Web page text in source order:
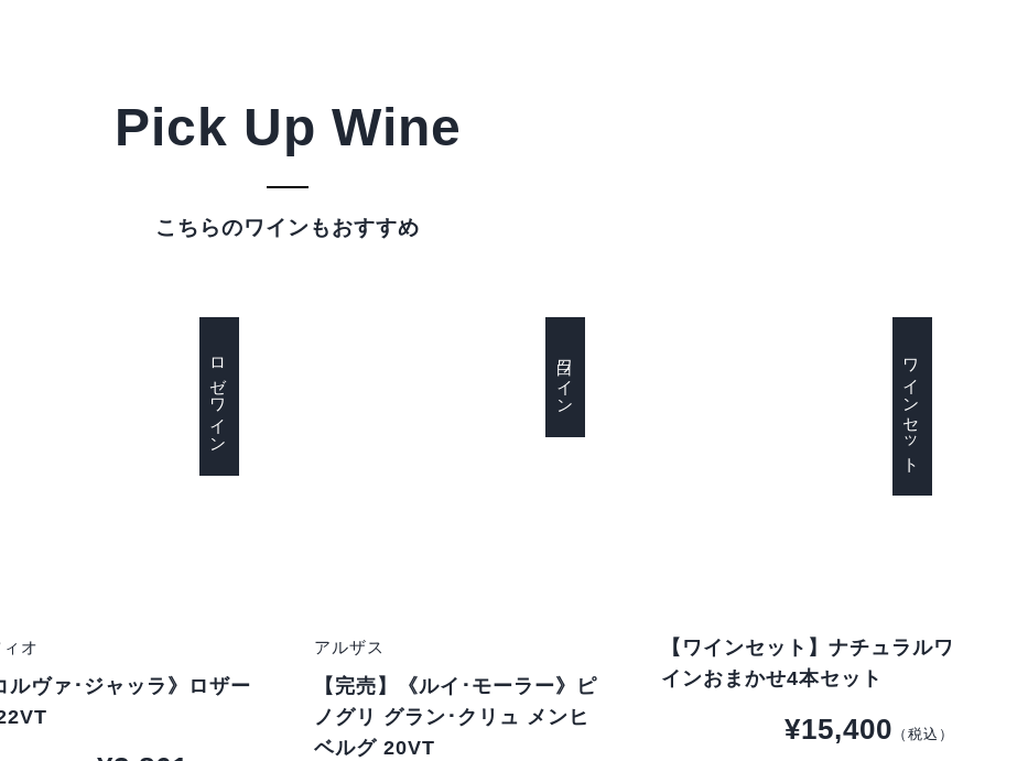
Pick Up Wine
こちらのワインもおすすめ
ロゼワイン
オ
ルヴァ･ジャッラ》ロザー
白ワイン
アルザス
【完売】《ルイ･モーラー》ピ
ノグリ グラン･クリュ メンヒ
ベルグ 20VT
ワインセット
【ワインセット】ナチュラルワ
インおまかせ4本セット
¥15,400 （税込）